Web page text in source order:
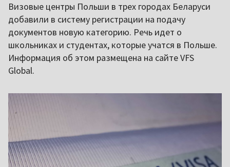
Визовые центры Польши в трех городах Беларуси
добавили в систему регистрации на подачу
документов новую категорию. Речь идет о
школьниках и студентах, которые учатся в Польше.
Информация об этом размещена на сайте VFS
Global.